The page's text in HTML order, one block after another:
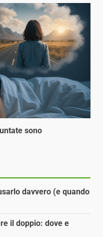
sono
davvero (e quando
il doppio: dove e